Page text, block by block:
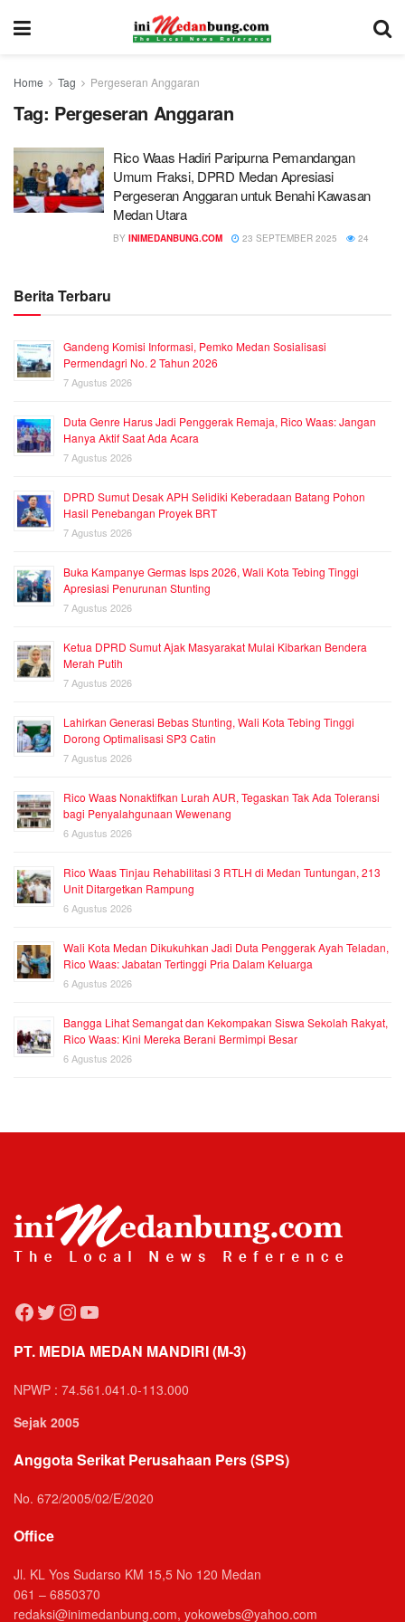
Home Tag Pergeseran Anggaran
Tag: Pergeseran Anggaran
Rico Waas Hadiri Paripurna Pemandangan
Umum Fraksi, DPRD Medan Apresiasi
Pergeseran Anggaran untuk Benahi Kawasan
Medan Utara
BY INIMEDANBUNG.COM 23 SEPTEMBER 2025 24
Berita Terbaru
Gandeng Komisi Informasi, Pemko Medan Sosialisasi
Permendagri No. 2 Tahun 2026
7 Agustus 2026
Duta Genre Harus Jadi Penggerak Remaja, Rico Waas: Jangan
Hanya Aktif Saat Ada Acara
7 Agustus 2026
DPRD Sumut Desak APH Selidiki Keberadaan Batang Pohon
Hasil Penebangan Proyek BRT
7 Agustus 2026
Buka Kampanye Germas Isps 2026, Wali Kota Tebing Tinggi
Apresiasi Penurunan Stunting
7 Agustus 2026
Ketua DPRD Sumut Ajak Masyarakat Mulai Kibarkan Bendera
Merah Putih
7 Agustus 2026
Lahirkan Generasi Bebas Stunting, Wali Kota Tebing Tinggi
Dorong Optimalisasi SP3 Catin
7 Agustus 2026
Rico Waas Nonaktifkan Lurah AUR, Tegaskan Tak Ada Toleransi
bagi Penyalahgunaan Wewenang
6 Agustus 2026
Rico Waas Tinjau Rehabilitasi 3 RTLH di Medan Tuntungan, 213
Unit Ditargetkan Rampung
6 Agustus 2026
Wali Kota Medan Dikukuhkan Jadi Duta Penggerak Ayah Teladan,
Rico Waas: Jabatan Tertinggi Pria Dalam Keluarga
6 Agustus 2026
Bangga Lihat Semangat dan Kekompakan Siswa Sekolah Rakyat,
Rico Waas: Kini Mereka Berani Bermimpi Besar
6 Agustus 2026
Facebook
Twitter
Instagram
YouTube
PT. MEDIA MEDAN MANDIRI (M-3)
NPWP : 74.561.041.0-113.000
Sejak 2005
Anggota Serikat Perusahaan Pers (SPS)
No. 672/2005/02/E/2020
Office
Jl. KL Yos Sudarso KM 15,5 No 120 Medan
061 – 6850370
redaksi@inimedanbung.com, yokowebs@yahoo.com